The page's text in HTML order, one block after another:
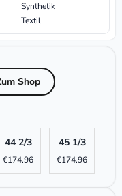
Synthetik
Textil
Shop
44 2/3
€174.96
45 1/3
€174.96